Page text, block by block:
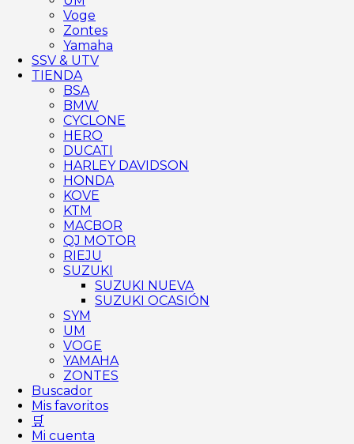
Voge
Zontes
Yamaha
SSV & UTV
TIENDA
BSA
BMW
CYCLONE
HERO
DUCATI
HARLEY DAVIDSON
HONDA
KOVE
KTM
MACBOR
QJ MOTOR
RIEJU
SUZUKI
SUZUKI NUEVA
SUZUKI OCASIÓN
SYM
UM
VOGE
YAMAHA
ZONTES
Buscador
Mis favoritos
🛒
Mi cuenta